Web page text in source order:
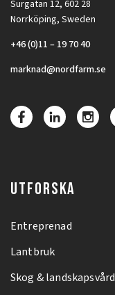
Surgatan 12, 602 28
Norrköping, Sweden
+46 (0)11 – 19 70 40
marknad@nordfarm.se
UTFORSKA
Entreprenad
Lantbruk
Skog & landskapsvård